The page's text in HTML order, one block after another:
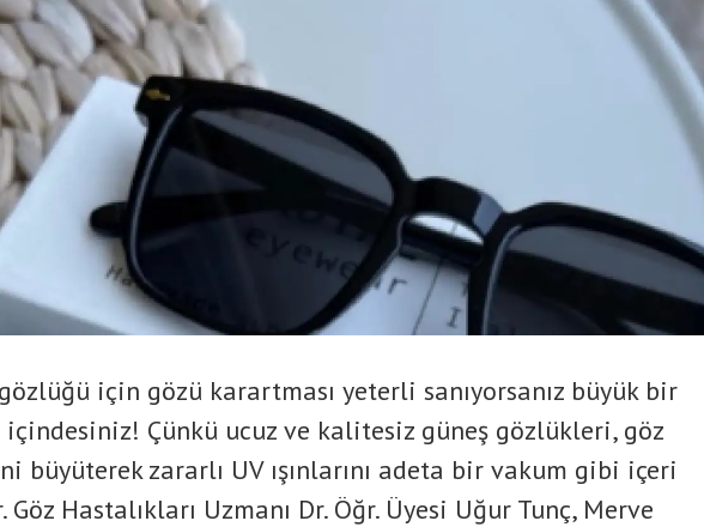
için gözü karartması yeterli sanıyorsanız büyük bir
içindesiniz! Çünkü ucuz ve kalitesiz güneş gözlükleri, göz
büyüterek zararlı UV ışınlarını adeta bir vakum gibi içeri
Göz Hastalıkları Uzmanı Dr. Öğr. Üyesi Uğur Tunç, Merve